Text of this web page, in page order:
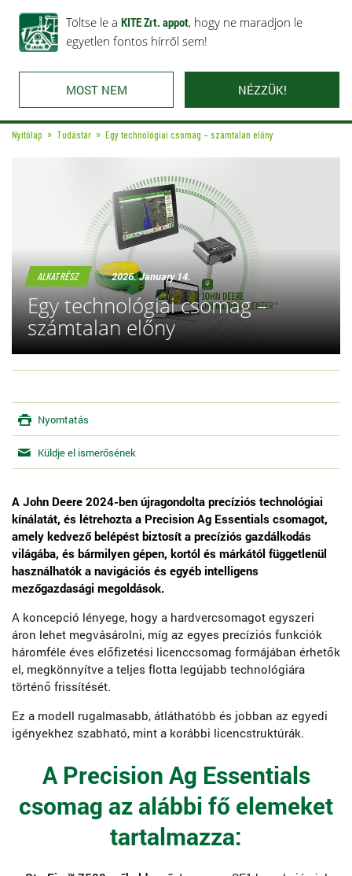
Töltse le a KITE Zrt. appot, hogy ne maradjon le
egyetlen fontos hírről sem!
MOST NEM NÉZZÜK!
Rólunk Ajánlataink Karrier Kapcsolat
Nyitólap Tudástár Egy technológiai csomag – számtalan előny
ALKATRÉSZ 2026. January 14.
Egy technológiai csomag –
számtalan előny
Nyomtatás
Küldje el ismerősének
A John Deere 2024-ben újragondolta precíziós technológiai
kínálatát, és létrehozta a Precision Ag Essentials csomagot,
amely kedvező belépést biztosít a precíziós gazdálkodás
világába, és bármilyen gépen, kortól és márkától függetlenül
használhatók a navigációs és egyéb intelligens
mezőgazdasági megoldások.
A koncepció lényege, hogy a hardvercsomagot egyszeri
áron lehet megvásárolni, míg az egyes precíziós funkciók
háromféle éves előfizetési licenccsomag formájában érhetők
el, megkönnyítve a teljes flotta legújabb technológiára
történő frissítését.
Ez a modell rugalmasabb, átláthatóbb és jobban az egyedi
igényekhez szabható, mint a korábbi licencstruktúrák.
A Precision Ag Essentials
csomag az alábbi fő elemeket
tartalmazza: